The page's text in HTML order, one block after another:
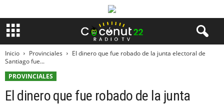
Inicio Provinciales
El dinero que fue robado de la junta electoral de
Santiago fue...
PROVINCIALES
El dinero que fue robado de la junta